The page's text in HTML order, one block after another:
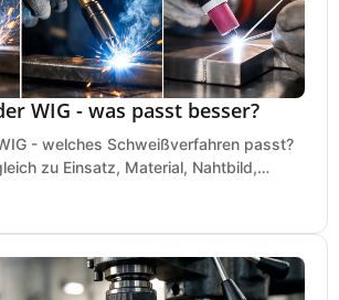
WIG - was passt besser?
- welches Schweißverfahren passt?
zu Einsatz, Material, Nahtbild,